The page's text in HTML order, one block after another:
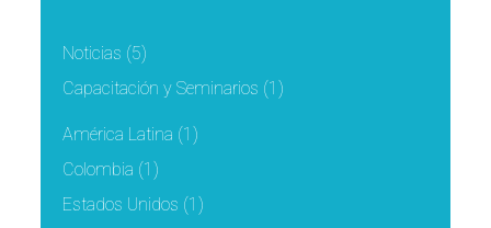
Noticias (5)
Capacitación y Seminarios (1)
América Latina (1)
Colombia (1)
Estados Unidos (1)